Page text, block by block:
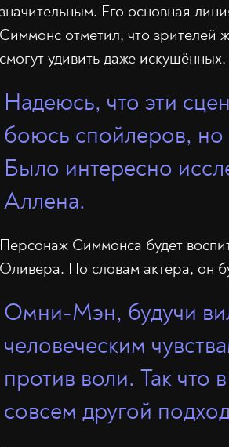
значительным. Его основная
Симмонс отметил, что зрителей
смогут удивить даже искушённых.
Надеюсь, что эти
боюсь спойлеров, но
Было интересно
Аллена.
Персонаж Симмонса будет
Оливера. По словам актера, он
Омни-Мэн, будучи
человеческим
против воли. Так
совсем другой